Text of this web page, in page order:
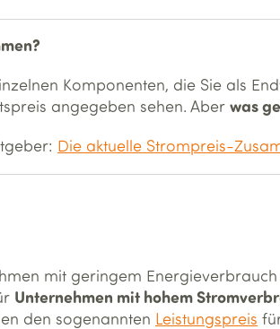
Komponenten, die Sie als
angegeben sehen. Aber was
Die aktuelle Strompreis-
mit geringem Energieverbrauch
Unternehmen mit hohem
den sogenannten Leistungspreis